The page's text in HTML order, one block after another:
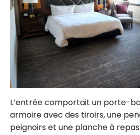
L’entrée comportait un porte-
armoire avec des tiroirs, une
peignoirs et une planche à